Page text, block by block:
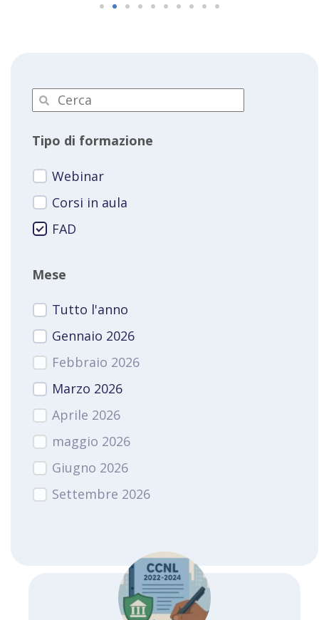
Tipo di formazione
Webinar
Corsi in aula
FAD
Mese
Tutto l'anno
Gennaio 2026
Febbraio 2026
Marzo 2026
Aprile 2026
maggio 2026
Giugno 2026
Settembre 2026